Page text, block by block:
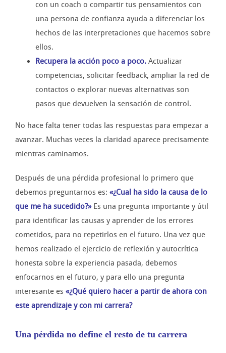
con un coach o compartir tus pensamientos con
una persona de confianza ayuda a diferenciar los
hechos de las interpretaciones que hacemos sobre
ellos.
Recupera la acción poco a poco. Actualizar
competencias, solicitar feedback, ampliar la red de
contactos o explorar nuevas alternativas son
pasos que devuelven la sensación de control.
No hace falta tener todas las respuestas para empezar a
avanzar. Muchas veces la claridad aparece precisamente
mientras caminamos.
Después de una pérdida profesional lo primero que
debemos preguntarnos es: «¿Cual ha sido la causa de lo
que me ha sucedido?» Es una pregunta importante y útil
para identificar las causas y aprender de los errores
cometidos, para no repetirlos en el futuro. Una vez que
hemos realizado el ejercicio de reflexión y autocrítica
honesta sobre la experiencia pasada, debemos
enfocarnos en el futuro, y para ello una pregunta
interesante es «¿Qué quiero hacer a partir de ahora con
este aprendizaje y con mi carrera?
Una pérdida no define el resto de tu carrera